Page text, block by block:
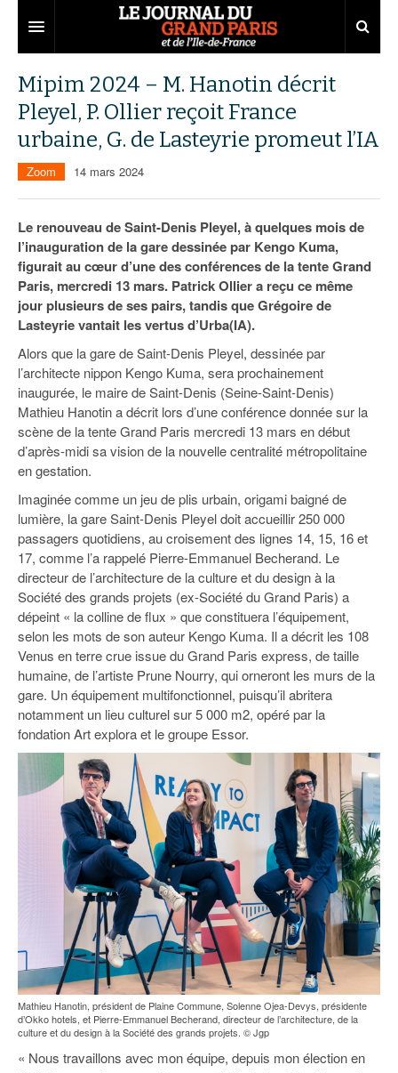
Territoires
Aménagement
Collectivités
Services urbains
Entreprises
Développement économique
Attractivité
Innovation
Transport
Marchés publics
Départements
77
78
91
93
94
95
Nominations
Portraits
Agenda
Les Assises du Grand Paris
Éditions précédentes
Le podcast
Ecouter les épisodes
Lire les résumés
Mipim 2024 – M. Hanotin décrit
Pleyel, P. Ollier reçoit France
urbaine, G. de Lasteyrie promeut l’IA
Zoom 14 mars 2024
Le renouveau de Saint-Denis Pleyel, à quelques mois de
l’inauguration de la gare dessinée par Kengo Kuma,
figurait au cœur d’une des conférences de la tente Grand
Paris, mercredi 13 mars. Patrick Ollier a reçu ce même
jour plusieurs de ses pairs, tandis que Grégoire de
Lasteyrie vantait les vertus d’Urba(IA).
Alors que la gare de Saint-Denis Pleyel, dessinée par
l’architecte nippon Kengo Kuma, sera prochainement
inaugurée, le maire de Saint-Denis (Seine-Saint-Denis)
Mathieu Hanotin a décrit lors d’une conférence donnée sur la
scène de la tente Grand Paris mercredi 13 mars en début
d’après-midi sa vision de la nouvelle centralité métropolitaine
en gestation.
Imaginée comme un jeu de plis urbain, origami baigné de
lumière, la gare Saint-Denis Pleyel doit accueillir 250 000
passagers quotidiens, au croisement des lignes 14, 15, 16 et
17, comme l’a rappelé Pierre-Emmanuel Becherand. Le
directeur de l’architecture de la culture et du design à la
Société des grands projets (ex-Société du Grand Paris) a
dépeint « la colline de flux » que constituera l’équipement,
selon les mots de son auteur Kengo Kuma. Il a décrit les 108
Venus en terre crue issue du Grand Paris express, de taille
humaine, de l’artiste Prune Nourry, qui orneront les murs de la
gare. Un équipement multifonctionnel, puisqu’il abritera
notamment un lieu culturel sur 5 000 m2, opéré par la
fondation Art explora et le groupe Essor.
Mathieu Hanotin, président de Plaine Commune, Solenne Ojea-Devys, présidente
d’Okko hotels, et Pierre-Emmanuel Becherand, directeur de l’architecture, de la
culture et du design à la Société des grands projets. © Jgp
« Nous travaillons avec mon équipe, depuis mon élection en